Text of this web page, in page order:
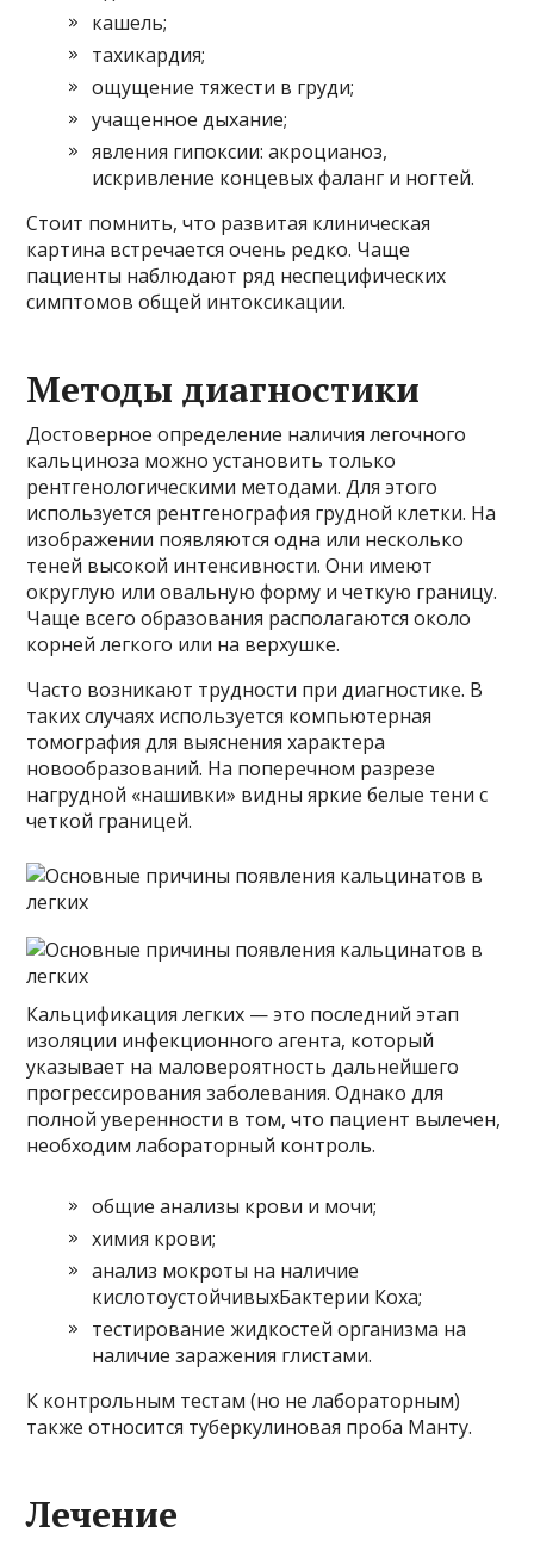
кашель;
тахикардия;
ощущение тяжести в груди;
учащенное дыхание;
явления гипоксии: акроцианоз,
искривление концевых фаланг и ногтей.
Стоит помнить, что развитая клиническая
картина встречается очень редко. Чаще
пациенты наблюдают ряд неспецифических
симптомов общей интоксикации.
Методы диагностики
Достоверное определение наличия легочного
кальциноза можно установить только
рентгенологическими методами. Для этого
используется рентгенография грудной клетки. На
изображении появляются одна или несколько
теней высокой интенсивности. Они имеют
округлую или овальную форму и четкую границу.
Чаще всего образования располагаются около
корней легкого или на верхушке.
Часто возникают трудности при диагностике. В
таких случаях используется компьютерная
томография для выяснения характера
новообразований. На поперечном разрезе
нагрудной «нашивки» видны яркие белые тени с
четкой границей.
Кальцификация легких — это последний этап
изоляции инфекционного агента, который
указывает на маловероятность дальнейшего
прогрессирования заболевания. Однако для
полной уверенности в том, что пациент вылечен,
необходим лабораторный контроль.
общие анализы крови и мочи;
химия крови;
анализ мокроты на наличие
кислотоустойчивыхБактерии Коха;
тестирование жидкостей организма на
наличие заражения глистами.
К контрольным тестам (но не лабораторным)
также относится туберкулиновая проба Манту.
Лечение